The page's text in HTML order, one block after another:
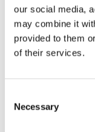
our social media,
may combine it
provided to them
of their services.
Selection
Necessary
Перевірка
надійності
електричних
роз'ємів MAP-
сенсора.
трубок.